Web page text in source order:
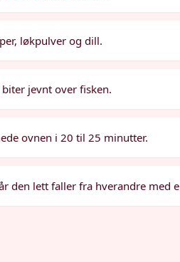
løkpulver og dill.
jevnt over fisken.
ovnen i 20 til 25 minutter.
den lett faller fra hverandre med